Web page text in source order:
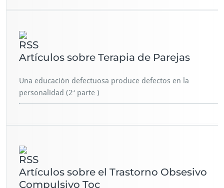
Artículos sobre Terapia de Parejas
Una educación defectuosa produce defectos en la
personalidad (2ª parte )
Artículos sobre el Trastorno Obsesivo
Compulsivo Toc